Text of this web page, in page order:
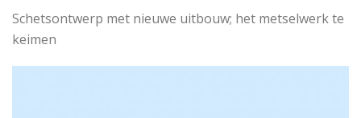
Schetsontwerp met nieuwe uitbouw; het metselwerk te
keimen